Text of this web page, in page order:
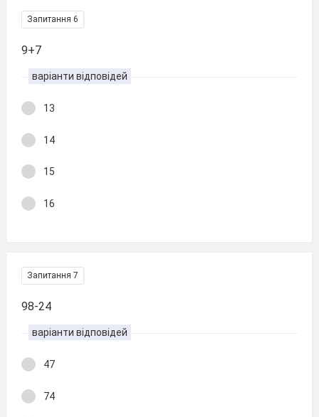
Запитання 6
9+7
варіанти відповідей
13
14
15
16
Запитання 7
98-24
варіанти відповідей
47
74